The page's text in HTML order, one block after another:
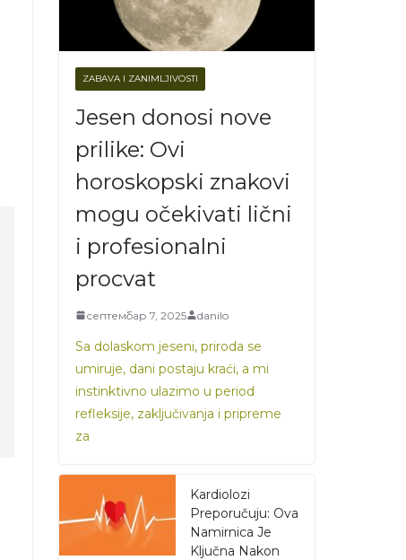
ZABAVA I ZANIMLJIVOSTI
Jesen donosi nove
prilike: Ovi
horoskopski znakovi
mogu očekivati lični
i profesionalni
procvat
септембар 7, 2025 danilo
Sa dolaskom jeseni, priroda se
umiruje, dani postaju kraći, a mi
instinktivno ulazimo u period
refleksije, zaključivanja i pripreme
za
Kardiolozi
Preporučuju: Ova
Namirnica Je
Ključna Nakon